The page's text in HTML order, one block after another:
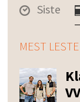
Siste
MEST